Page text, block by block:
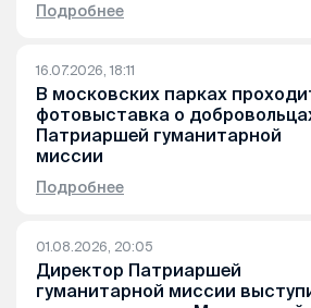
Подробнее
16.07.2026, 18:11
В московских парках
фотовыставка о
Патриаршей гуманитарной
миссии
Подробнее
01.08.2026, 20:05
Директор Патриаршей
гуманитарной миссии